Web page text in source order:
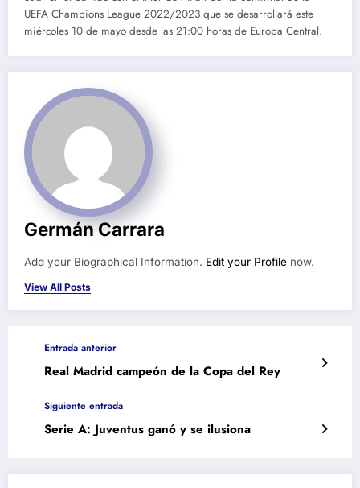
UEFA Champions League 2022/2023 que se desarrollará este
miércoles 10 de mayo desde las 21:00 horas de Europa Central.
Germán Carrara
Add your Biographical Information. Edit your Profile now.
View All Posts
Entrada anterior
Real Madrid campeón de la Copa del Rey
Siguiente entrada
Serie A: Juventus ganó y se ilusiona